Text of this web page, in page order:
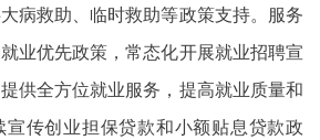
病救助、临时救助等政策支持。服务
业优先政策，常态化开展就业招聘宣
供全方位就业服务，提高就业质量和
宣传创业担保贷款和小额贴息贷款政